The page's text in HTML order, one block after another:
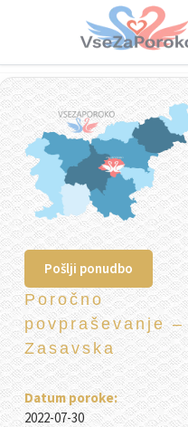
Pošlji ponudbo
Poročno
povpraševanje –
Zasavska
Datum poroke:
2022-07-30